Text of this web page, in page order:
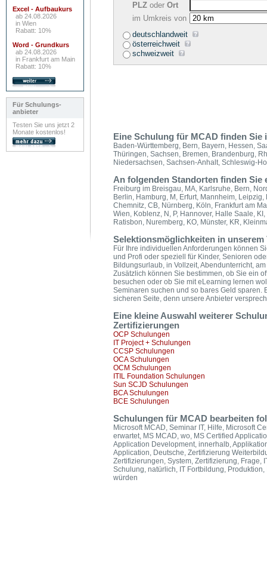
Excel - Aufbaukurs
ab 24.08.2026
in Wien
Rabatt: 10%
Word - Grundkurs
ab 24.08.2026
in Frankfurt am Main
Rabatt: 10%
Für Schulungs-
anbieter
Testen Sie uns jetzt 2
Monate kostenlos!
PLZ oder Ort
im Umkreis von
deutschlandweit
österreichweit
schweizweit
Eine Schulung für MCAD finden Sie
Baden-Württemberg, Bern, Bayern, Hessen,
Thüringen, Sachsen, Bremen, Brandenburg,
Niedersachsen, Sachsen-Anhalt, Schleswig-
An folgenden Standorten finden Sie
Freiburg im Breisgau, MA, Karlsruhe, Bern,
Berlin, Hamburg, M, Erfurt, Mannheim,
Chemnitz, CB, Nürnberg, Köln, Frankfurt am
Wien, Koblenz, N, P, Hannover, Halle Saale,
Ratisbon, Nuremberg, KO, Münster, KR,
Selektionsmöglichkeiten in unserem
Für Ihre individuellen Anforderungen können
und Profi oder speziell für Kinder, Senioren
Bildungsurlaub, in Vollzeit, Abendunterricht,
Zusätzlich können Sie bestimmen, ob Sie ein
besuchen oder ob Sie mit eLearning lernen
Seminaren suchen und so bares Geld sparen.
sicheren Seite, denn unsere Anbieter
Eine kleine Auswahl weiterer
Zertifizierungen
OCP Schulungen
IT Project + Schulungen
CCSP Schulungen
OCA Schulungen
OCM Schulungen
ITIL Foundation Schulungen
Sun SCJD Schulungen
BCA Schulungen
BCE Schulungen
Schulungen für MCAD bearbeiten
Microsoft MCAD, Seminar IT, Hilfe, Microsoft
erwartet, MS MCAD, wo, MS Certified
Application Development, innerhalb,
Application, Deutsche, Zertifizierung
Zertifizierungen, System, Zertifizierung, Frage,
Schulung, natürlich, IT Fortbildung, Produktion,
würden